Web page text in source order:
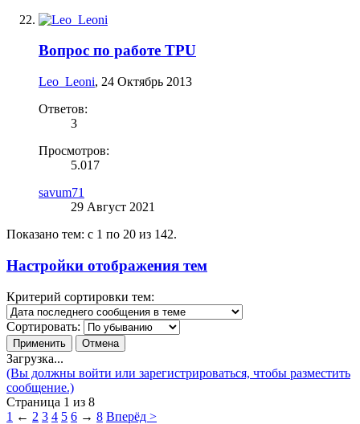
Вопрос по работе TPU
Leo_Leoni, 24 Октябрь 2013
Ответов:
3
Просмотров:
5.017
savum71
29 Август 2021
Показано тем: с 1 по 20 из 142.
Настройки отображения тем
Критерий сортировки тем:
Сортировать:
Загрузка...
(Вы должны войти или зарегистрироваться, чтобы разместить
сообщение.)
Страница 1 из 8
1 ← 2 3 4 5 6 → 8 Вперёд >